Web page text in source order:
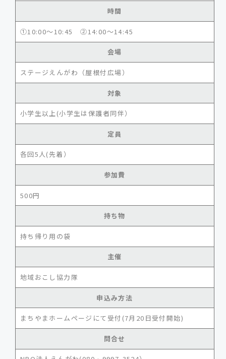
時間
①10:00～10:45 ②14:00～14:45
会場
ステージえんがわ（屋根付広場）
対象
小学生以上(小学生は保護者同伴）
定員
各回5人(先着）
参加費
500円
持ち物
持ち帰り用の袋
主催
地域おこし協力隊
申込み方法
まちやまホームページにて受付(7月20日受付開始)
問合せ